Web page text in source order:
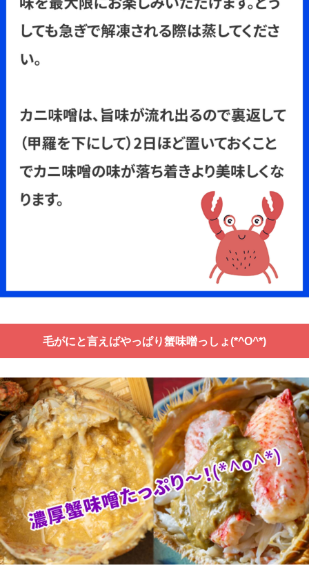
毛がにと言えばやっぱり蟹味噌っしょ(*^O^*)